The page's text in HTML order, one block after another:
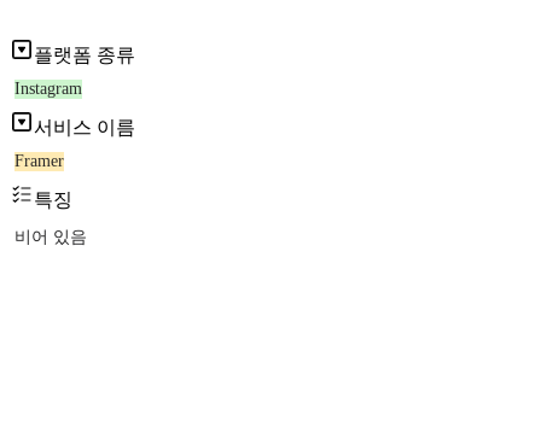
플랫폼 종류
Instagram
서비스 이름
Framer
특징
비어 있음